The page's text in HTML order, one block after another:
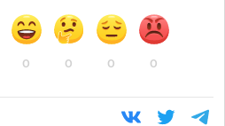
0 0 0 0